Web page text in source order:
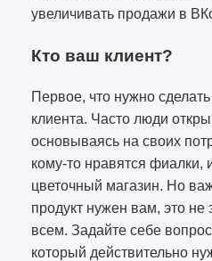
увеличивать продажи в
Кто ваш клиент?
Первое, что нужно
клиента. Часто люди
основываясь на своих
кому-то нравятся фиалки,
цветочный магазин. Но
продукт нужен вам, это не
всем. Задайте себе
который действительно